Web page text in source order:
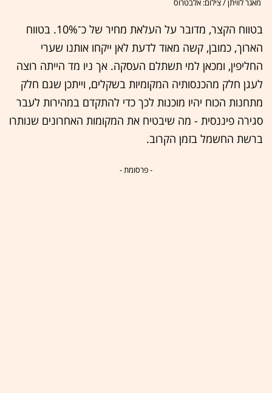
מאגר לוויתן / צילום: אלבטרוס
בטווח הקצר, מדובר על העלאת מחיר של כ־10%. בטווח
הארוך, כמובן, קשה מאוד לדעת לאן ייקחו אותנו שערי
החליפין, ומכאן למי תשתלם העסקה. אך ניו מד הייתה רוצה
לעגן חלק מהכנסותיה המקומיות בשקלים, וייתכן שגם חלק
מתחנות הכוח יהיו מוכנות לכך כדי להתקדם במהירות לעבר
סגירה פיננסית - מה שיבטיח את המקומות האחרונים שנותרו
ברשת החשמל בזמן הקרוב.
- פרסומת -